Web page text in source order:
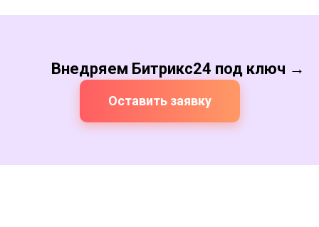
Внедряем Битрикс24 под ключ →
Оставить заявку